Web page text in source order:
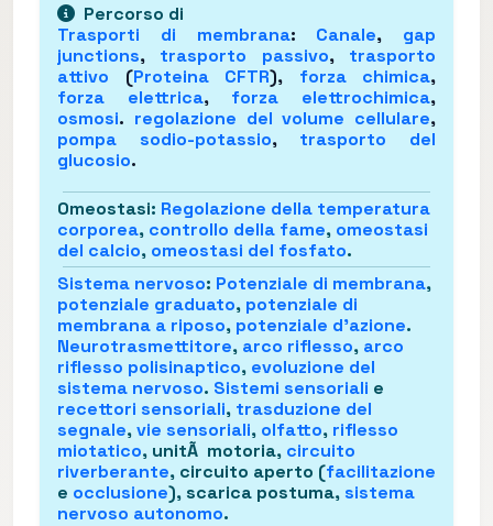
Percorso di
Trasporti di membrana: Canale, gap
junctions, trasporto passivo, trasporto
attivo (Proteina CFTR), forza chimica,
forza elettrica, forza elettrochimica,
osmosi. regolazione del volume cellulare,
pompa sodio-potassio, trasporto del
glucosio.
Omeostasi: Regolazione della temperatura
corporea, controllo della fame, omeostasi
del calcio, omeostasi del fosfato.
Sistema nervoso: Potenziale di membrana,
potenziale graduato, potenziale di
membrana a riposo, potenziale d'azione.
Neurotrasmettitore, arco riflesso, arco
riflesso polisinaptico, evoluzione del
sistema nervoso. Sistemi sensoriali e
recettori sensoriali, trasduzione del
segnale,vie sensoriali, olfatto, riflesso
miotatico, unitÃ motoria, circuito
riverberante, circuito aperto (facilitazione
e occlusione), scarica postuma, sistema
nervoso autonomo.